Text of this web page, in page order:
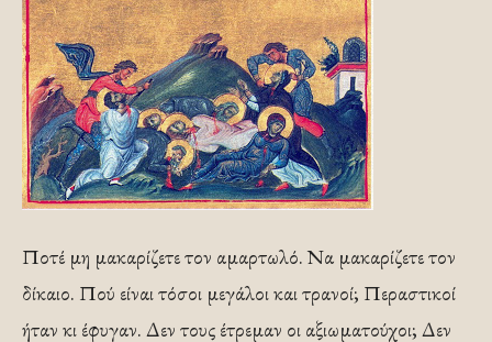
Ποτέ μη μακαρίζετε τον αμαρτωλό. Να μακαρί­ζετε τον
δίκαιο. Πού είναι τόσοι μεγάλοι και τρανοί; Περαστικοί
ήταν κι έφυγαν. Δεν τους έτρεμαν οι αξιωματούχοι; Δεν